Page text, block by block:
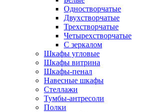
Одностворчатые
Двухстворчатые
Трехстворчатые
Четырехстворчатые
С зеркалом
Шкафы угловые
Шкафы витрина
Шкафы-пенал
Навесные шкафы
Стеллажи
Тумбы-антресоли
Полки